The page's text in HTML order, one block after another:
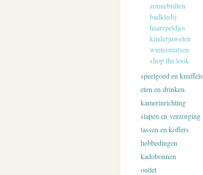
zonnebrillen
badkledij
haarspeldjes
kinderjuwelen
wintermutsen
shop the look
speelgoed en knuffels
eten en drinken
kamerinrichting
slapen en verzorging
tassen en koffers
hebbedingen
kadobonnen
outlet